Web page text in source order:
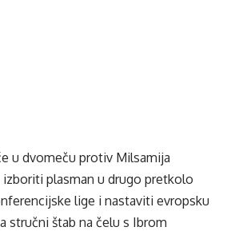
u dvomeču protiv Milsamija
plasman u drugo pretkolo
lige i nastaviti evropsku
stručni štab na čelu s Ibrom